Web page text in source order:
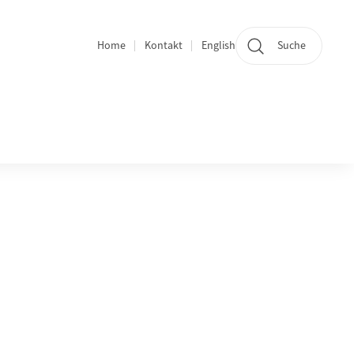
Bereichsnavigation
Home Kontakt English Suche